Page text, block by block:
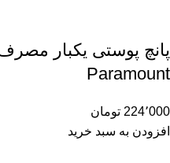
Paramount
224٬000 تومان
افزودن به سبد خرید